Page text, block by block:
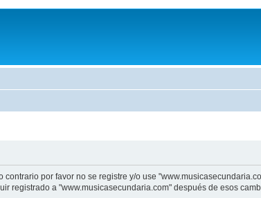
por favor no se registre y/o use
registrado a "www.musicasecundaria.com" después de esos